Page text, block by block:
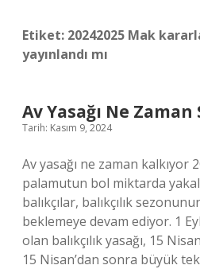
Etiket: 20242025 Mak
yayınlandı mı
Av Yasağı Ne
Tarih: Kasım 9, 2024
Av yasağı ne zaman kalkıyor
palamutun bol miktarda
balıkçılar, balıkçılık
beklemeye devam ediyor. 1
olan balıkçılık yasağı, 15
15 Nisan’dan sonra büyük